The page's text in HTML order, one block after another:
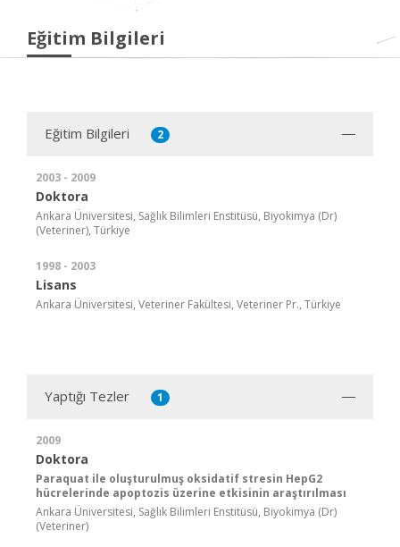
Eğitim Bilgileri
Eğitim Bilgileri 2
2003 - 2009
Doktora
Ankara Üniversitesi, Sağlık Bilimleri Enstitüsü, Biyokimya (Dr)
(Veteriner), Türkiye
1998 - 2003
Lisans
Ankara Üniversitesi, Veteriner Fakültesi, Veteriner Pr., Türkiye
Yaptığı Tezler 1
2009
Doktora
Paraquat ile oluşturulmuş oksidatif stresin HepG2
hücrelerinde apoptozis üzerine etkisinin araştırılması
Ankara Üniversitesi, Sağlık Bilimleri Enstitüsü, Biyokimya (Dr)
(Veteriner)